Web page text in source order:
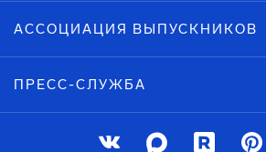
АССОЦИАЦИЯ ВЫПУСКНИКОВ
ПРЕСС-СЛУЖБА